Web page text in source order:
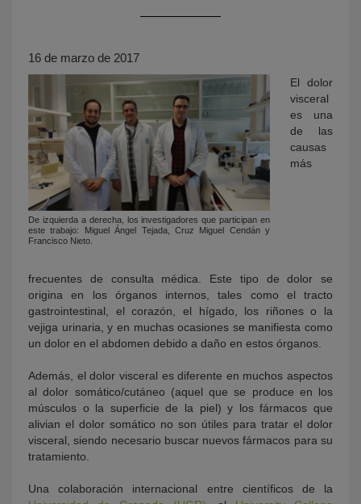
16 de marzo de 2017
De izquierda a derecha, los investigadores que participan en
este trabajo: Miguel Ángel Tejada, Cruz Miguel Cendán y
Francisco Nieto.
El dolor
visceral
es una
de las
causas
más
frecuentes de consulta médica. Este tipo de dolor se
origina en los órganos internos, tales como el tracto
gastrointestinal, el corazón, el hígado, los riñones o la
vejiga urinaria, y en muchas ocasiones se manifiesta como
un dolor en el abdomen debido a daño en estos órganos.
Además, el dolor visceral es diferente en muchos aspectos
al dolor somático/cutáneo (aquel que se produce en los
músculos o la superficie de la piel) y los fármacos que
alivian el dolor somático no son útiles para tratar el dolor
visceral, siendo necesario buscar nuevos fármacos para su
tratamiento.
Una colaboración internacional entre científicos de la